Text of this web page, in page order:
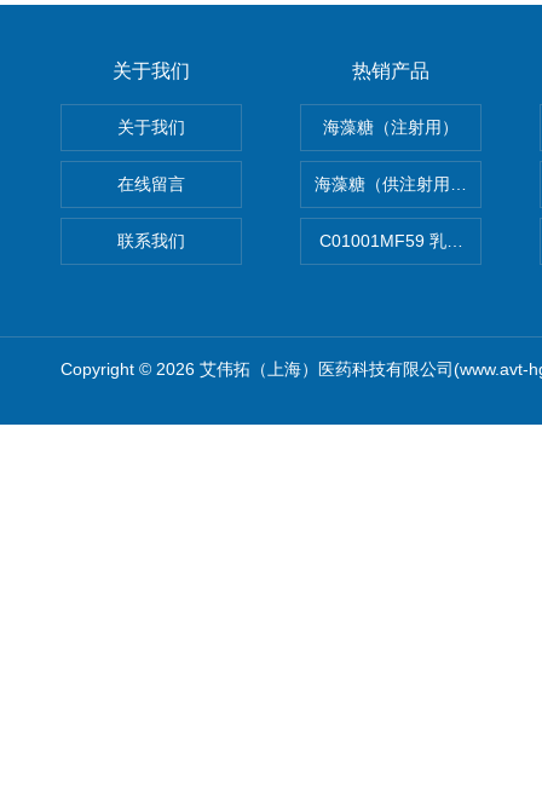
关于我们
关于我们
在线留言
联系我们
热销产品
海藻糖（注射用）
海藻糖（供注射用）（无菌）
C01001MF59 乳佐剂
Copyright © 2026 艾伟拓（上海）医药科技有限公司(www.avt-